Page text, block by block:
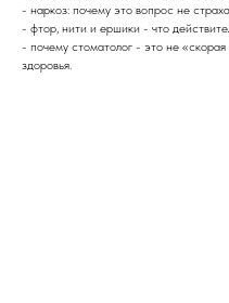
- наркоз: почему это вопрос не
- фтор, нити и ершики - что
- почему стоматолог - это не
здоровья.